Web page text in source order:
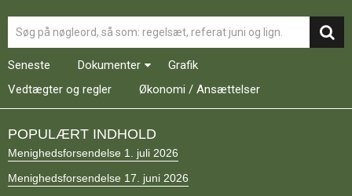
3.0:
Kalender
4.0:
Inspiration
5.0:
6.0:
Mission
7.0:
Om
9.0:
Forside
10.0:
Nyheder
11.0:
Kalender
Seneste Dokumenter
Grafik
Vedtægter og regler
Økonomi / Ansættelser
POPULÆRT INDHOLD
Menighedsforsendelse 1. juli 2026
Menighedsforsendelse 17. juni 2026